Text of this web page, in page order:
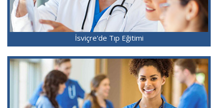
İsviçre'de Tıp Eğitimi